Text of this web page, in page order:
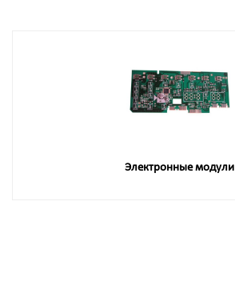
Электронные модули